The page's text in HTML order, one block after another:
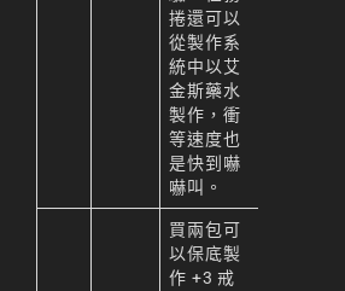
捲還可以
從製作系
統中以艾
金斯藥水
製作，衝
等速度也
是快到嚇
嚇叫。
買兩包可
以保底製
作 +3 戒